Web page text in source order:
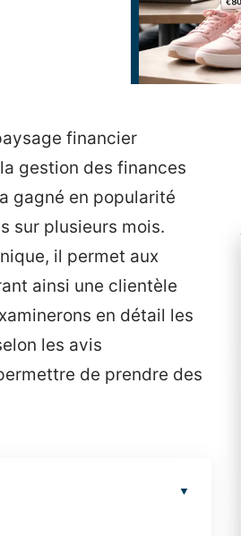
financier
gestion des finances
gagné en popularité
sur plusieurs mois.
il permet aux
ainsi une clientèle
en détail les
les avis
de prendre des